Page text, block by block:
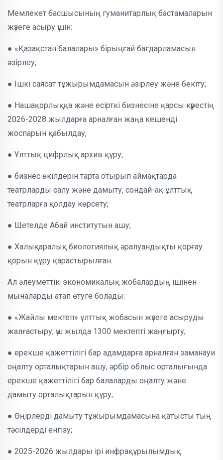
Мемлекет басшысының гуманитарлық бастамаларын
жүзеге асыру үшін:
● «Қазақстан балалары» бірыңғай бағдарламасын
әзірлеу;
● Ішкі саясат тұжырымдамасын әзірлеу және бекіту;
● Нашақорлыққа және есірткі бизнесіне қарсы күрестің
2026-2028 жылдарға арналған жаңа кешенді
жоспарын қабылдау,
● Ұлттық цифрлық архив құру;
● бизнес өкілдерін тарта отырып аймақтарда
театрларды салу және дамыту, сондай-ақ ұлттық
театрларға қолдау көрсету;
● Шетелде Абай институтын ашу;
● Халықаралық биологиялық әралуандықты қорғау
қорын құру қарастырылған.
Ал әлеуметтік-экономикалық жобалардың ішінен
мыналарды атап өтуге болады:
● «Жайлы мектеп» ұлттық жобасын жүзеге асыруды
жалғастыру, үш жылда 1300 мектепті жаңғырту;
● ерекше қажеттілігі бар адамдарға арналған заманауи
оңалту орталықтарын ашу, әрбір облыс орталығында
ерекше қажеттілігі бар балаларды оңалту және
дамыту орталықтарын құру;
● Өңірлерді дамыту тұжырымдамасына қатысты тың
тәсілдерді енгізу;
● 2025-2026 жылдары ірі инфрақұрылымдық